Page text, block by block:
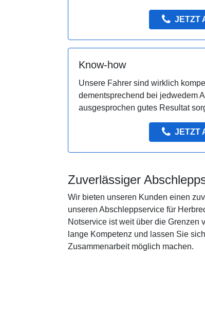
JETZT
Know-how
Unsere Fahrer sind wirklich
dementsprechend bei jedwedem
ausgesprochen gutes Resultat
JETZT
Zuverlässiger
Wir bieten unseren Kunden einen
unseren Abschleppservice für
Notservice ist weit über die Grenzen
lange Kompetenz und lassen Sie
Zusammenarbeit möglich machen.